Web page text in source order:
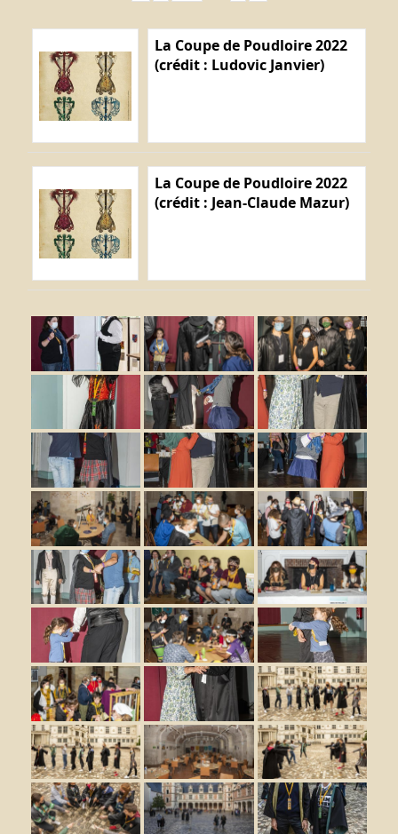
La Coupe de Poudloire 2022
(crédit : Ludovic Janvier)
La Coupe de Poudloire 2022
(crédit : Jean-Claude Mazur)